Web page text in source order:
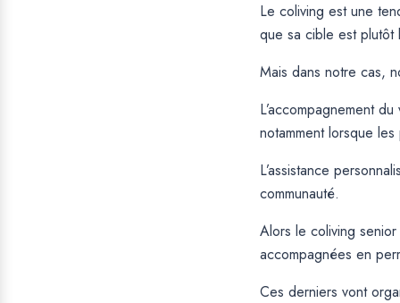
Le coliving est une
que sa cible est plutôt
Mais dans notre cas,
L’accompagnement
notamment lorsque
L’assistance
communauté.
Alors le coliving
accompagnées en
Ces derniers vont